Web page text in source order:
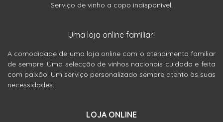
Serviço de vinho a copo indisponível.
Uma loja online familiar!
A comodidade de uma loja online com o atendimento familiar
de sempre. Uma selecção de vinhos nacionais cuidada e feita
com paixão. Um serviço personalizado sempre atento às suas
necessidades.
LOJA ONLINE